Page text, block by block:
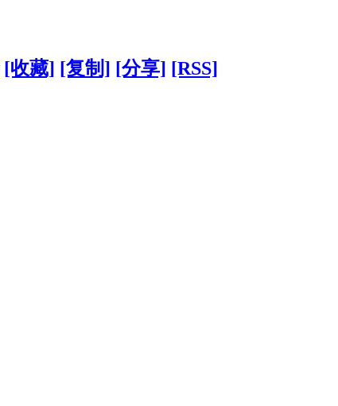
[收藏] [复制] [分享] [RSS]